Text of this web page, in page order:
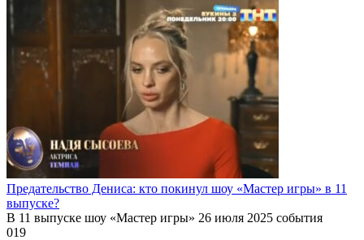
Предательство Дениса: кто покинул шоу «Мастер игры» в 11
выпуске?
В 11 выпуске шоу «Мастер игры» 26 июля 2025 события
019